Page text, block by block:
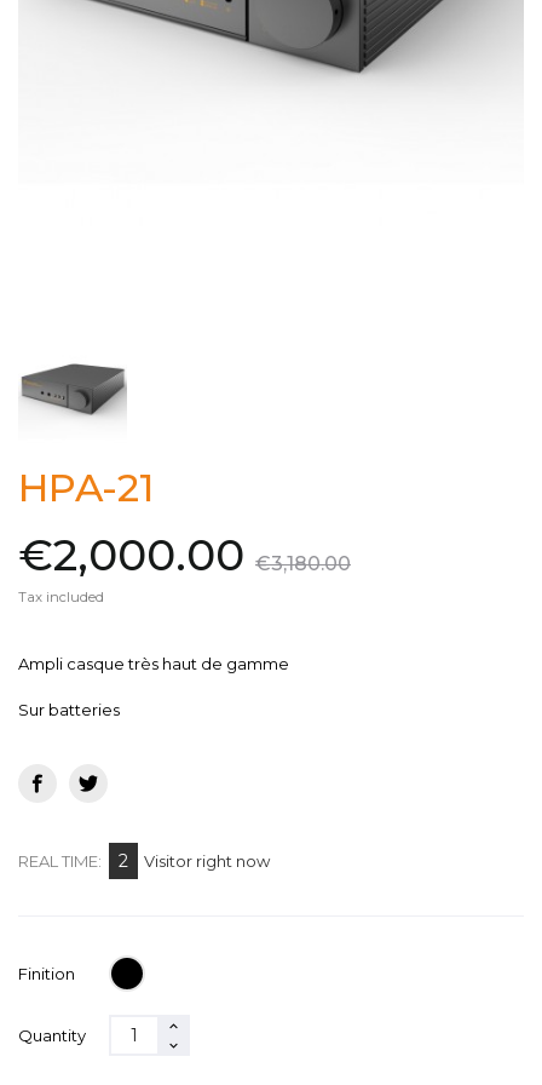
HPA-21
€2,000.00 €3,180.00
Tax included
Ampli casque très haut de gamme
Sur batteries
REAL TIME: 2 Visitor right now
Finition black
Quantity